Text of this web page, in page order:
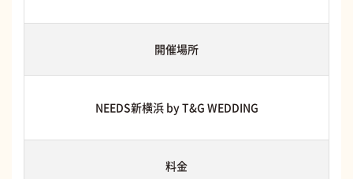
開催場所
NEEDS新横浜 by T&G WEDDING
料金